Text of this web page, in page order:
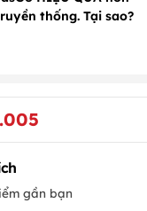
thống. Tại sao?
gần bạn